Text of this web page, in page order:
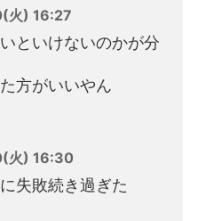
) 16:27
といけないのかが分
方がいいやん
火) 16:30
失敗続き過ぎた